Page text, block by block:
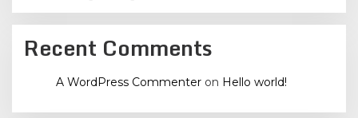
Recent Comments
A WordPress Commenter on Hello world!